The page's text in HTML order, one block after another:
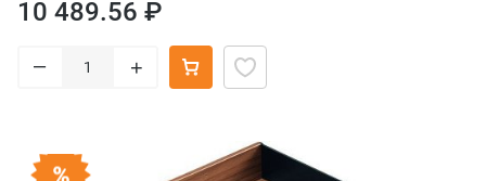
10 489.56 ₽
– +